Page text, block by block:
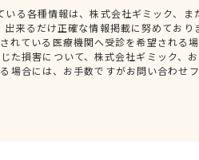
いる各種情報は、株式会社ギミック、
出来るだけ正確な情報掲載に努めてお
れている医療機関へ受診を希望される
た損害について、株式会社ギミック、
場合には、お手数ですがお問い合わせ